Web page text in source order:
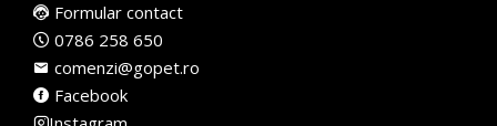
Formular contact
0786 258 650
comenzi@gopet.ro
Facebook